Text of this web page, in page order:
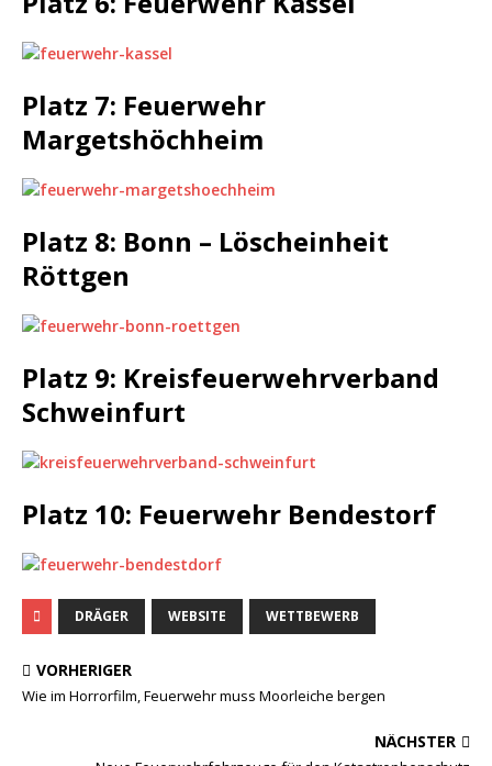
Platz 7: Feuerwehr
Margetshöchheim
Platz 8: Bonn – Löscheinheit
Röttgen
Platz 9: Kreisfeuerwehrverband
Schweinfurt
Platz 10: Feuerwehr Bendestorf
DRÄGER WEBSITE WETTBEWERB
VORHERIGER
Wie im Horrorfilm, Feuerwehr muss Moorleiche bergen
NÄCHSTER